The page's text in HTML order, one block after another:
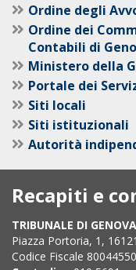
Ordine degli
Ordine dei
Contabili di
Ministero della
Portale dei
Siti locali
Siti istituzionali
Autorità
Recapiti e
TRIBUNALE DI GENOVA
Piazza Portoria, 1,
Codice Fiscale